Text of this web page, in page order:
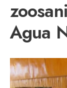
Agua